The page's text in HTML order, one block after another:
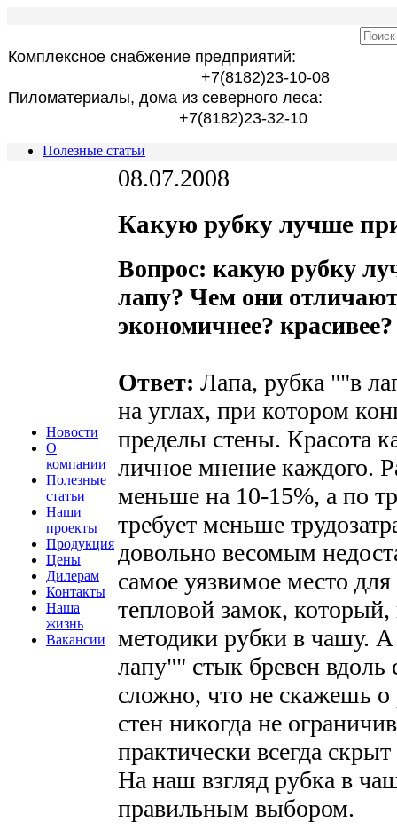
Комплексное снабжение предприятий:
+7(8182)23-10-08
Пиломатериалы, дома из северного леса:
+7(8182)23-32-10
Полезные статьи
Новости
О
компании
Полезные
статьи
Наши
проекты
Продукция
Цены
Дилерам
Контакты
Наша
жизнь
Вакансии
08.07.2008
Какую рубку лучше
Вопрос: какую рубку
лапу? Чем они
экономичнее? красивее?
Ответ: Лапа, рубка ""в
на углах, при котором
пределы стены. Красота
личное мнение каждого.
меньше на 10-15%, а по
требует меньше
довольно весомым
самое уязвимое место для
тепловой замок, который,
методики рубки в чашу.
лапу"" стык бревен вдоль
сложно, что не скажешь
стен никогда не
практически всегда
На наш взгляд рубка в
правильным выбором.